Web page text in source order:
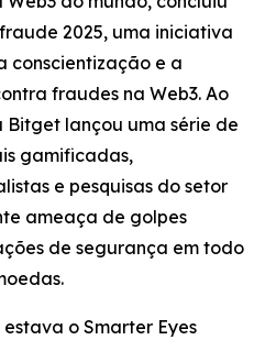
2025, uma iniciativa
conscientização e a
fraudes na Web3. Ao
Bitget lançou uma série de
gamificadas,
e pesquisas do setor
ameaça de golpes
de segurança em todo
o Smarter Eyes